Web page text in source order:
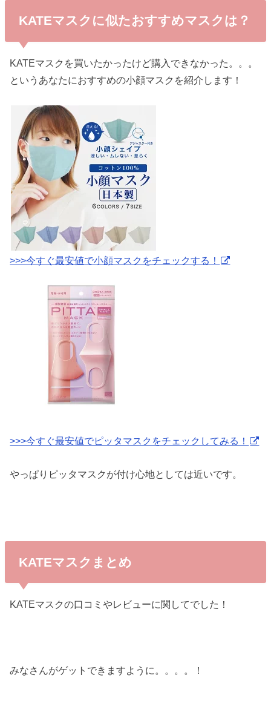
KATEマスクに似たおすすめマスクは？
KATEマスクを買いたかったけど購入できなかった。。。
というあなたにおすすめの小顔マスクを紹介します！
>>>今すぐ最安値で小顔マスクをチェックする！
>>>今すぐ最安値でピッタマスクをチェックしてみる！
やっぱりピッタマスクが付け心地としては近いです。
KATEマスクまとめ
KATEマスクの口コミやレビューに関してでした！
みなさんがゲットできますように。。。。！